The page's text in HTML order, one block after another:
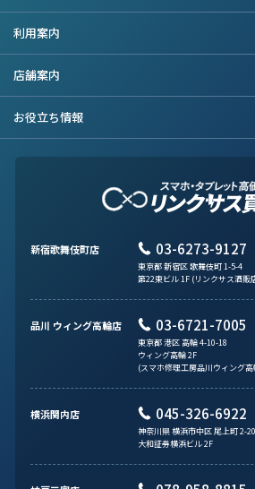
利用案内
店舗案内
お役立ち情報
新宿歌舞伎町店 03-6273-9127
東京都 新宿区 歌舞伎町 1-5-4
第22東ビル 1F (リンクサス酒販
品川 ウィング高輪店 03-6721-7005
東京都 港区 高輪 4-10-18
ウィング高輪 2F
(スマホ修理工房品川ウィング高
横浜関内店 045-326-6922
神奈川県 横浜市中区 尾上町 2-20
大和証券横浜ビル 2F